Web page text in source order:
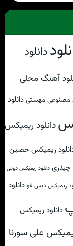
دانلود
آهنگ محلی
مصنوعی مهستیدانلود
دانلود ریمیکس
ریمیکس حصین
چیذری دانلود ریمیکس دیجی
ریمیکس دیس لاو دانلود
دانلود ریمیکس
علی سورنا